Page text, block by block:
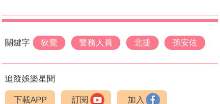
關鍵字 狄鶯 警務人員 北捷 孫安佐
追蹤娛樂星聞
下載APP 訂閱 加入